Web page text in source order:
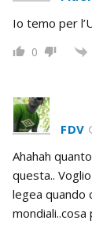
Io temo per
0
FDV
Ahahah
questa..
legea quando